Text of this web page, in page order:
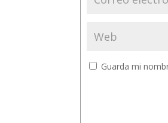
Guarda mi